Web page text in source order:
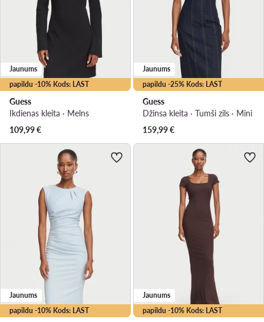
papildu -10% Kods: LAST
Jaunums
Guess
Ikdienas kleita · Melns
109,99€
papildu -25% Kods: LAST
Jaunums
Guess
Džinsa kleita · Tumši zils · Mini
159,99€
papildu -10% Kods: LAST
Jaunums
papildu -10% Kods: LAST
Jaunums